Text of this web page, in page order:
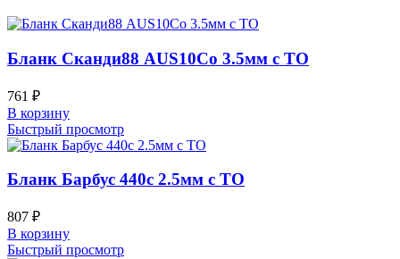
Бланк Сканди88 AUS10Co 3.5мм с ТО
761 ₽
В корзину
Быстрый просмотр
Бланк Барбус 440c 2.5мм с ТО
807 ₽
В корзину
Быстрый просмотр